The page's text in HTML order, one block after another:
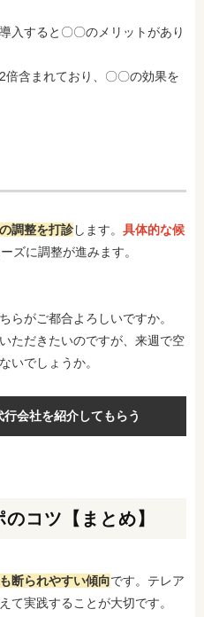
入すると〇〇のメリットがあり
含まれており、〇〇の効果を
調整を打診します。 具体的な候
ズに調整が進みます。
らがご都合よろしいですか。
ただきたいのですが、来週で空
いでしょうか。
行会社を紹介してもらう
コツ【まとめ】
断られやすい傾向です。テレア
て実践することが大切です。